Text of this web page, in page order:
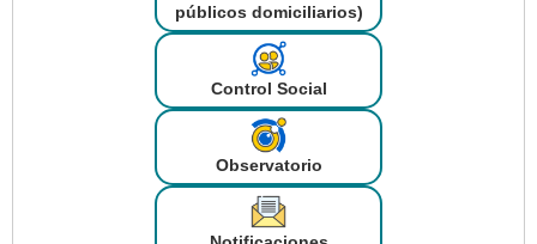
públicos domiciliarios)
Control Social
Observatorio